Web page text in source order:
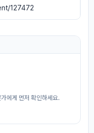
127472
에게 먼저 확인하세요.